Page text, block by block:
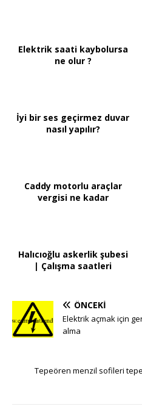
Elektrik saati kaybolursa
ne olur ?
İyi bir ses geçirmez duvar
nasıl yapılır?
Caddy motorlu araçlar
vergisi ne kadar
Halıcıoğlu askerlik şubesi
| Çalışma saatleri
ÖNCEKI
Elektrik açmak için
alma
Tepeören menzil sofileri